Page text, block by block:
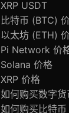
XRP USDT
比特币 (BTC)
以太坊 (ETH)
Pi Network 价
Solana 价格
XRP 价格
如何购买数字货
如何购买比特币